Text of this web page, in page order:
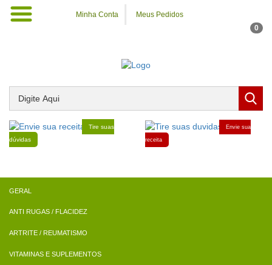
Minha Conta
Meus Pedidos
0
Tire suas
dúvidas
Envie sua
receita
ANTI RUGAS / FLACIDEZ
ARTRITE / REUMATISMO
VITAMINAS E SUPLEMENTOS